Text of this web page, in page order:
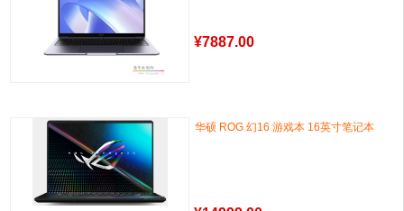
¥7887.00
华硕 ROG 幻16 游戏本 16英寸笔记本